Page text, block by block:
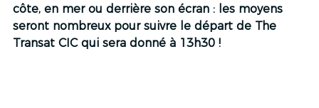
côte, en mer ou derrière son écran : les moyens
seront nombreux pour suivre le départ de The
Transat CIC qui sera donné à 13h30 !